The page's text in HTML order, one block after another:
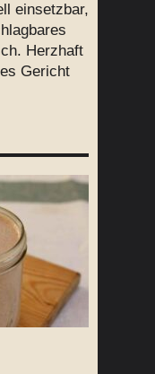
einsetzbar,
Herzhaft
Gericht